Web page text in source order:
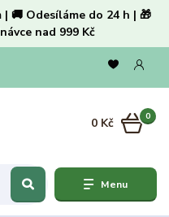
🚚 Odesíláme do 24 h | 🎁
nad 999 Kč
Menu
0
0 Kč